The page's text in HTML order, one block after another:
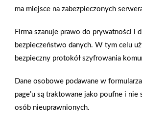
Zobacz więcej
Wanna pełna relaksu
Nic tak nie działa odprężająco, jak kąpiel
napięć. Woda działa na nas kojąco, a
terapeutycznie. Efekt będzie bardziej
ma miejsce na zabezpieczonych
Firma szanuje prawo do prywatności i
bezpieczeństwo danych. W tym celu
bezpieczny protokół szyfrowania
Dane osobowe podawane w
page’u są traktowane jako poufne i nie
osób nieuprawnionych.